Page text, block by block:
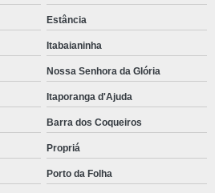
Estância
Itabaianinha
Nossa Senhora da Glória
Itaporanga d'Ajuda
Barra dos Coqueiros
Propriá
Porto da Folha